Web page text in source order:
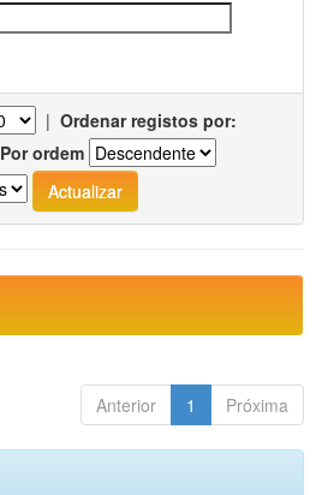
| Ordenar registos por:
Por ordem
Anterior 1 Próxima